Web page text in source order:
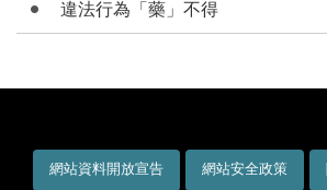
違法行為「藥」不得
網站資料開放宣告 網站安全政策